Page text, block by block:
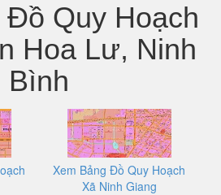
Đồ Quy Hoạch
Hoa Lư, Ninh
Bình
Xem Bảng Đồ Quy Hoạch
Xã Ninh Giang